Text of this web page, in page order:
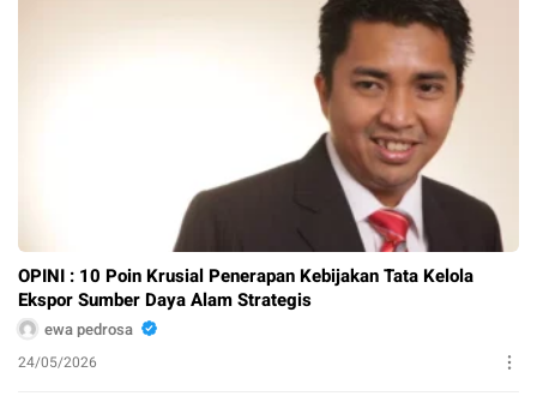
OPINI : 10 Poin Krusial Penerapan Kebijakan Tata Kelola
Ekspor Sumber Daya Alam Strategis
ewa pedrosa
24/05/2026